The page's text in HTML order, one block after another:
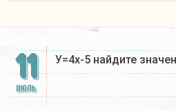
11
ИЮЛЬ
У=4х-5 найдите